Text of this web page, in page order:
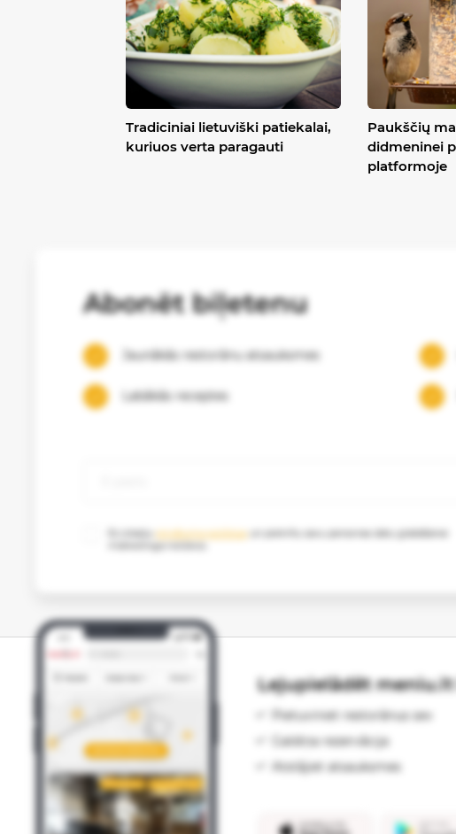
Tradiciniai lietuviški patiekalai,
kuriuos verta paragauti
Paukščių
didmeninei
platformoje
Abonēt biļetenu
Jaunākās restorānu atsauksmes
Labākās receptes
privātuma politikas
Lejupielādēt
Pietuviniet restorānus sev
Galdiņa rezervācija
Atstājiet atsauksmes